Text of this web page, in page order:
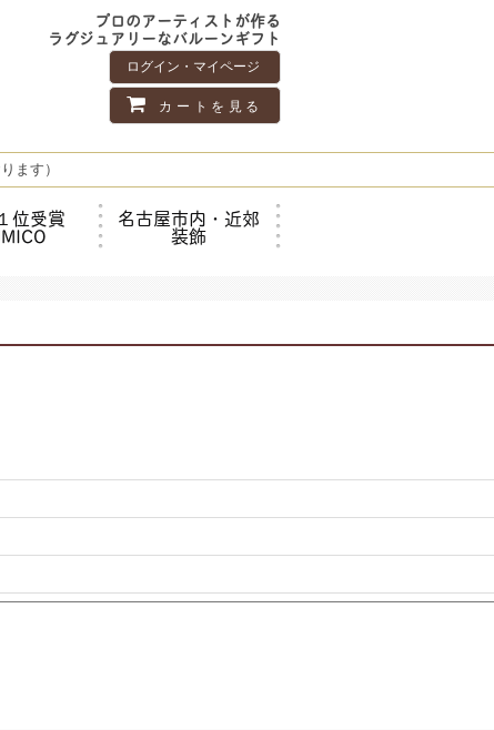
プロのアーティストが作る
ラグジュアリーなバルーンギフト
ログイン・マイページ
カートを見る
ます）
位受賞 名古屋市内・近郊
装飾